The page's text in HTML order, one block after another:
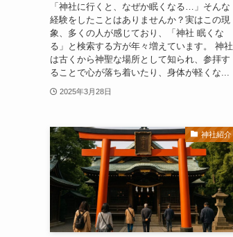
「神社に行くと、なぜか眠くなる…」そんな
経験をしたことはありませんか？実はこの現
象、多くの人が感じており、「神社 眠くな
る」と検索する方が年々増えています。 神社
は古くから神聖な場所として知られ、参拝す
ることで心が落ち着いたり、身体が軽くな...
2025年3月28日
神社紹介